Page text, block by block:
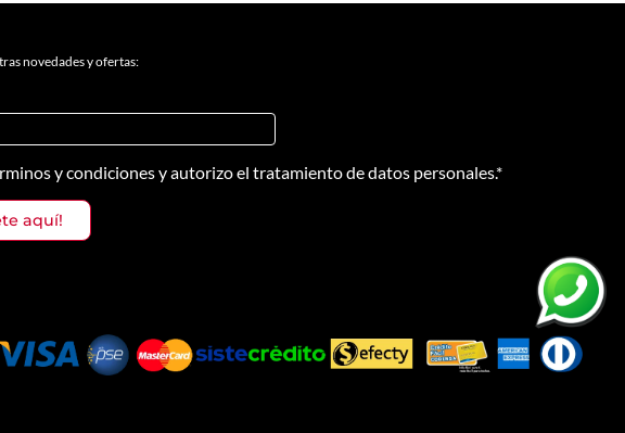
novedades y ofertas:
y condicionesyautorizo el tratamiento de datos personales.*